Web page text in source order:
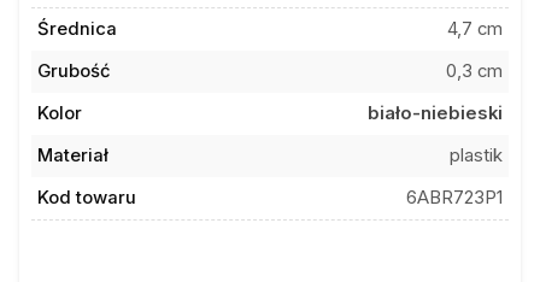
Średnica
4,7 cm
Grubość
0,3 cm
Kolor
biało-niebieski
Materiał
plastik
Kod towaru
6ABR723P1